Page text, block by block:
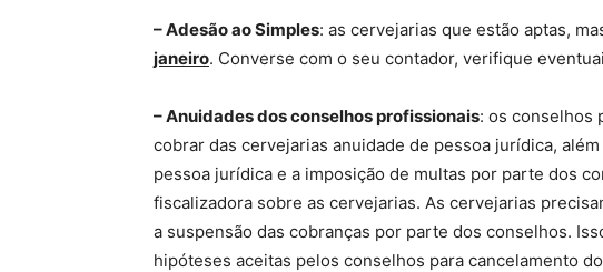
– Adesão ao Simples: as cervejarias que estão aptas,
janeiro. Converse com o seu contador, verifique
– Anuidades dos conselhos profissionais: os conselhos
cobrar das cervejarias anuidade de pessoa jurídica,
pessoa jurídica e a imposição de multas por parte dos
fiscalizadora sobre as cervejarias. As cervejarias
a suspensão das cobranças por parte dos conselhos.
hipóteses aceitas pelos conselhos para cancelamento